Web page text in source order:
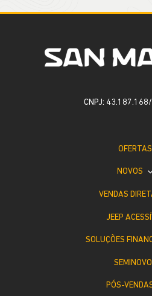
CNPJ:
OFERTAS
NOVOS
VENDAS
JEEP
SOLUÇÕES
PÓS-